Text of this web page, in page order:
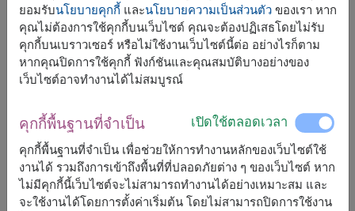
จัดส่งได้เร็วสุดพรุ่งนี้
แต่สามารถกำหนดวันได้
ราคาตามพื้นที่จัดส่ง
เริ่มต้นที่ ฿1,500
ฟรีจัดส่ง + ฟรีการ์ดเขียนข้อความ
ยอมรับนโยบายคุกกี้ และนโยบายความเป็นส่วนตัวของเรา หาก
คุณไม่ต้องการใช้คุกกี้บนเว็บไซต์ คุณจะต้องปฏิเสธโดยไม่รับ
คุกกี้บนเบราวเซอร์ หรือไม่ใช้งานเว็บไซต์นี้ต่อ อย่างไรก็ตาม
หากคุณปิดการใช้คุกกี้ ฟังก์ชันและคุณสมบัติบางอย่างของ
เว็บไซต์อาจทำงานได้ไม่สมบูรณ์
คุกกี้พื้นฐานที่จำเป็น เปิดใช้ตลอดเวลา
คุกกี้พื้นฐานที่จำเป็น เพื่อช่วยให้การทำงานหลักของเว็บไซต์ใช้
งานได้ รวมถึงการเข้าถึงพื้นที่ที่ปลอดภัยต่าง ๆ ของเว็บไซต์ หาก
ไม่มีคุกกี้นี้เว็บไซต์จะไม่สามารถทำงานได้อย่างเหมาะสม และ
จะใช้งานได้โดยการตั้งค่าเริ่มต้น โดยไม่สามารถปิดการใช้งาน